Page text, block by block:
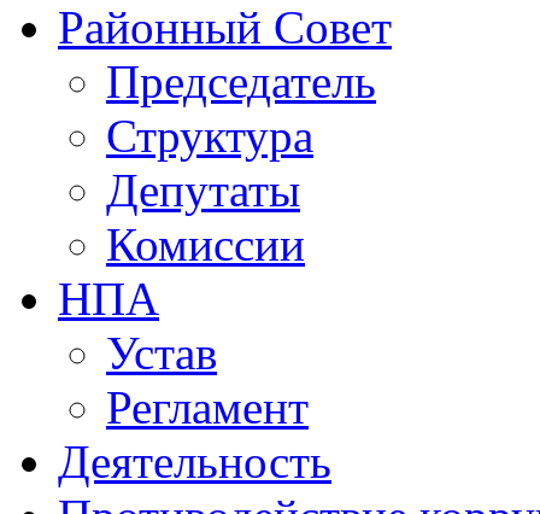
Районный Совет
Председатель
Структура
Депутаты
Комиссии
НПА
Устав
Регламент
Деятельность